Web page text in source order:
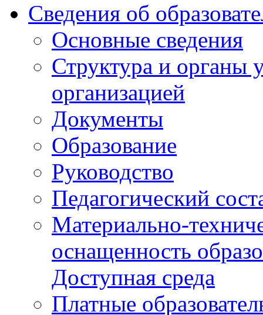
Сведения об
Основные сведения
Структура и органы
организацией
Документы
Образование
Руководство
Педагогический
Материально-
оснащенность
Доступная среда
Платные